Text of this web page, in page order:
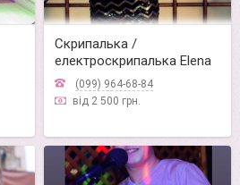
Cкрипалька /
електроскрипалька Elena
Kostas(099) 964-68-84
від 2 500 грн.